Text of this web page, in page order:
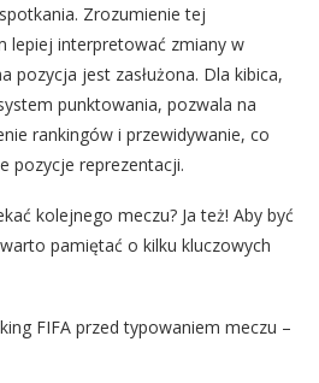
Zrozumienie tej
lepiej interpretować zmiany w
pozycja jest zasłużona. Dla kibica,
punktowania, pozwala na
rankingów i przewidywanie, co
pozycje reprezentacji.
kolejnego meczu? Ja też! Aby być
pamiętać o kilku kluczowych
FIFA przed typowaniem meczu –